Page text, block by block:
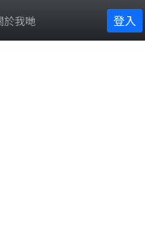
於我哋 登入